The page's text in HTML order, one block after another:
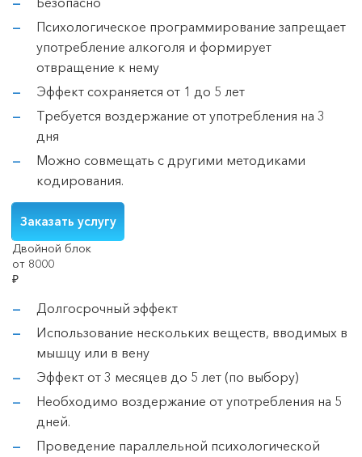
Психологическое программирование запрещает
употребление алкоголя и формирует
отвращение к нему
Эффект сохраняется от 1 до 5 лет
Требуется воздержание от употребления на 3
дня
Можно совмещать с другими методиками
кодирования.
Заказать услугу
Двойной блок
от 8000
₽
Долгосрочный эффект
Использование нескольких веществ, вводимых в
мышцу или в вену
Эффект от 3 месяцев до 5 лет (по выбору)
Необходимо воздержание от употребления на 5
дней.
Проведение параллельной психологической